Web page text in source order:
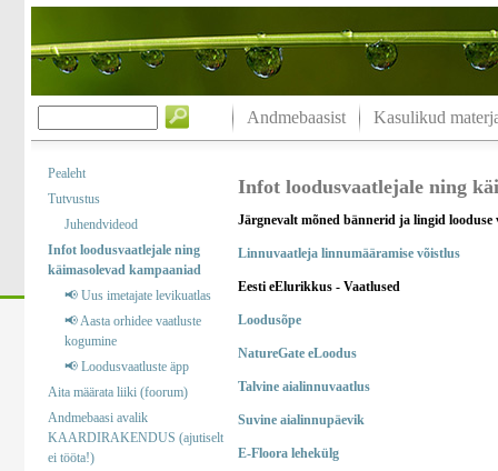
Andmebaasist Kasulikud
Pealeht
Tutvustus
Juhendvideod
Infot loodusvaatlejale ning
käimasolevad kampaaniad
📢 Uus imetajate levikuatlas
📢 Aasta orhidee vaatluste
kogumine
📢 Loodusvaatluste äpp
Aita määrata liiki (foorum)
Andmebaasi avalik
KAARDIRAKENDUS (ajutiselt
ei tööta!)
Infot loodusvaatlejale ning
Järgnevalt mõned bännerid ja lingid looduse
Linnuvaatleja linnumääramise võistlus
Eesti eElurikkus - Vaatlused
Loodusõpe
NatureGate eLoodus
Talvine aialinnuvaatlus
Suvine aialinnupäevik
E-Floora lehekülg